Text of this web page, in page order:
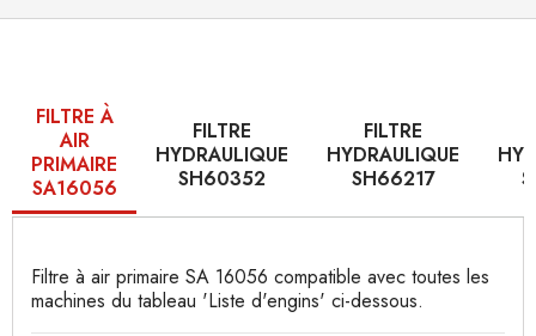
FILTRE À
AIR
PRIMAIRE
SA16056
FILTRE
HYDRAULIQUE
SH60352
FILTRE
HYDRAULIQUE
SH66217
Filtre à air primaire SA 16056 compatible avec toutes les
machines du tableau 'Liste d'engins' ci-dessous.